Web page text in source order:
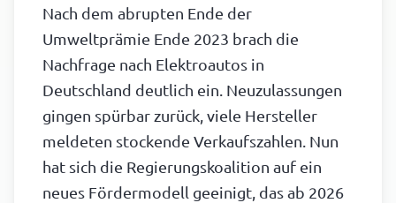
Nach dem abrupten Ende der
Umweltprämie Ende 2023 brach die
Nachfrage nach Elektroautos in
Deutschland deutlich ein. Neuzulassungen
gingen spürbar zurück, viele Hersteller
meldeten stockende Verkaufszahlen. Nun
hat sich die Regierungskoalition auf ein
neues Fördermodell geeinigt, das ab 2026